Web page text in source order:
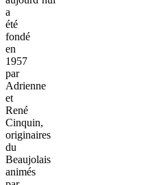
a
été
fondé
en
1957
par
Adrienne
et
René
Cinquin,
originaires
du
Beaujolais
animés